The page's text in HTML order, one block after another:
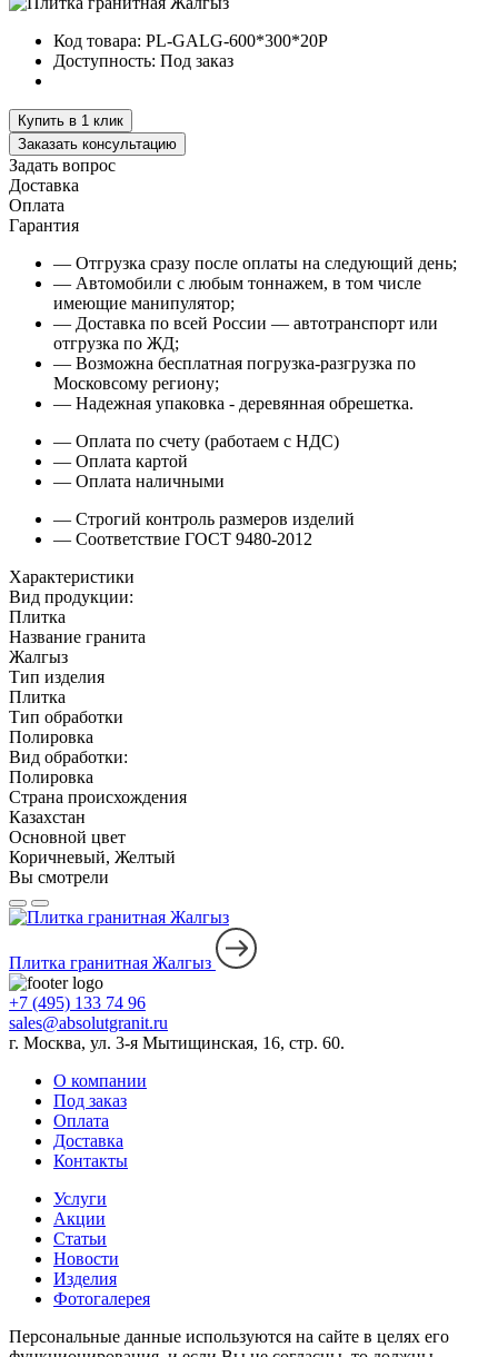
Код товара: PL-GALG-600*300*20P
Доступность: Под заказ
Купить в 1 клик
Заказать консультацию
Задать вопрос
Доставка
Оплата
Гарантия
— Отгрузка сразу после оплаты на следующий день;
— Автомобили с любым тоннажем, в том числе
имеющие манипулятор;
— Доставка по всей России — автотранспорт или
отгрузка по ЖД;
— Возможна бесплатная погрузка-разгрузка по
Московсому региону;
— Надежная упаковка - деревянная обрешетка.
— Оплата по счету (работаем с НДС)
— Оплата картой
— Оплата наличными
— Строгий контроль размеров изделий
— Соответствие ГОСТ 9480-2012
Характеристики
Вид продукции:
Плитка
Название гранита
Жалгыз
Тип изделия
Плитка
Тип обработки
Полировка
Вид обработки:
Полировка
Страна происхождения
Казахстан
Основной цвет
Коричневый, Желтый
Вы смотрели
Плитка гранитная Жалгыз
+7 (495) 133 74 96
sales@absolutgranit.ru
г. Москва, ул. 3-я Мытищинская, 16, стр. 60.
О компании
Под заказ
Оплата
Доставка
Контакты
Услуги
Акции
Статьи
Новости
Изделия
Фотогалерея
Персональные данные используются на сайте в целях его